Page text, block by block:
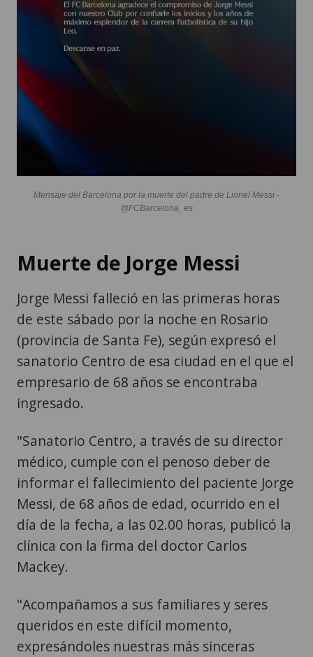
Mensaje del Barcelona por la muerte del padre de Lionel Messi -
@FCBarcelona_es
Muerte de Jorge Messi
Jorge Messi falleció en las primeras horas
de este sábado por la noche en Rosario
(provincia de Santa Fe), según expresó el
sanatorio Centro de esa ciudad en el que el
empresario de 68 años se encontraba
ingresado.
"Sanatorio Centro, a través de su director
médico, cumple con el penoso deber de
informar el fallecimiento del paciente Jorge
Messi, de 68 años de edad, ocurrido en el
día de la fecha, a las 02.00 horas, publicó la
clínica con la firma del doctor Carlos
Mackey.
"Acompañamos a sus familiares y seres
queridos en este difícil momento,
expresándoles nuestras más sinceras